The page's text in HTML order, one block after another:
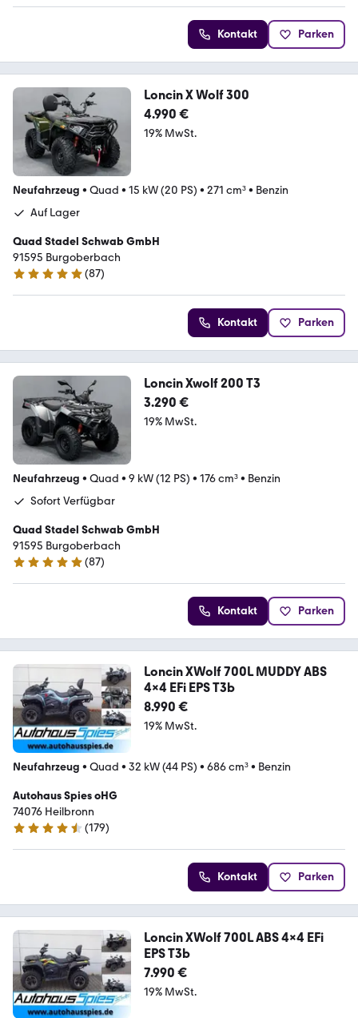
Kontakt Parken
Loncin X Wolf 300
4.990 €
19% MwSt.
Neufahrzeug • Quad • 15 kW (20 PS) • 271 cm³• Benzin
Auf Lager
Quad Stadel Schwab GmbH
91595 Burgoberbach
5 Sterne
(87)
Kontakt Parken
Loncin Xwolf 200 T3
3.290 €
19% MwSt.
Neufahrzeug • Quad • 9 kW (12 PS) • 176 cm³• Benzin
Sofort Verfügbar
Quad Stadel Schwab GmbH
91595 Burgoberbach
5 Sterne
(87)
Kontakt Parken
Loncin XWolf 700L MUDDY ABS
4x4 EFi EPS T3b
8.990 €
19% MwSt.
Neufahrzeug • Quad • 32 kW (44 PS) • 686 cm³• Benzin
Autohaus Spies oHG
74076 Heilbronn
4.5 Sterne
(179)
Kontakt Parken
Loncin XWolf 700L ABS 4x4 EFi
EPS T3b
7.990 €
19% MwSt.